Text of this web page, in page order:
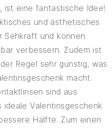
ist eine fantastische Idee!
und ästhetisches
Sehkraft und können
verbessern. Zudem ist
Regel sehr günstig, was
macht.
sind aus
ideale Valentinsgeschenk
Hälfte. Zum einen